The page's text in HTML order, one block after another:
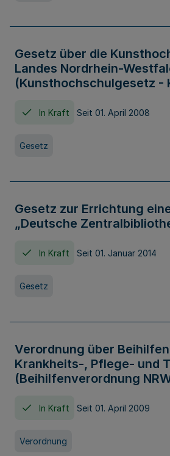
Gesetz über die
Landes Nordrhein-
(Kunsthochschulgesetz -
In Kraft Seit 01. April 2008
Gesetz
Gesetz zur Errichtung
„Deutsche
In Kraft Seit 01. Januar 2014
Gesetz
Verordnung über
Krankheits-, Pflege- und
(Beihilfenverordnung
In Kraft Seit 01. April 2009
Verordnung